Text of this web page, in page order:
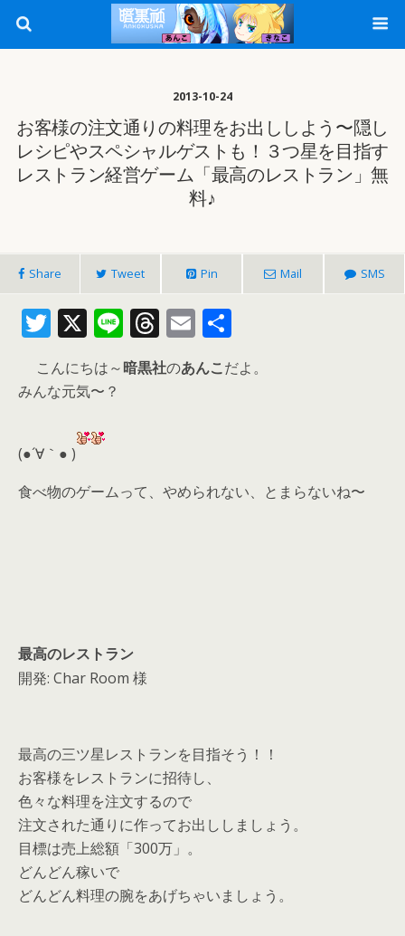
2013-10-24
お客様の注文通りの料理をお出ししよう〜隠し
レシピやスペシャルゲストも！３つ星を目指す
レストラン経営ゲーム「最高のレストラン」無
料♪
Share Tweet Pin Mail SMS
T
w
itt
er
X Li
n
e
T
h
re
E
m
ai
有
こんにちは～暗黒社のあんこだよ。
みんな元気〜？
(●´∀｀● )
食べ物のゲームって、やめられない、とまらないね〜
最高のレストラン
開発: Char Room 様
最高の三ツ星レストランを目指そう！！
お客様をレストランに招待し、
色々な料理を注文するので
注文された通りに作ってお出ししましょう。
目標は売上総額「300万」。
どんどん稼いで
どんどん料理の腕をあげちゃいましょう。